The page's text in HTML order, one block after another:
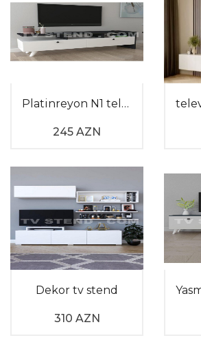
Platinreyon N1 televizor altı
245 AZN
Dekor tv stend
310 AZN